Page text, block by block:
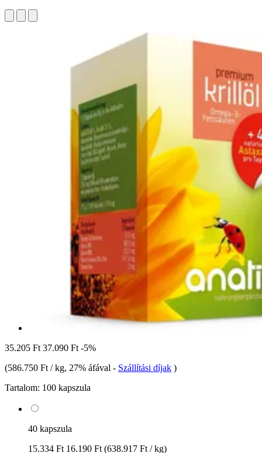
35.205 Ft 37.090 Ft -5%
(586.750 Ft / kg, 27% áfával - Szállítási díjak )
Tartalom: 100 kapszula
40 kapszula
15.334 Ft 16.190 Ft (638.917 Ft / kg)